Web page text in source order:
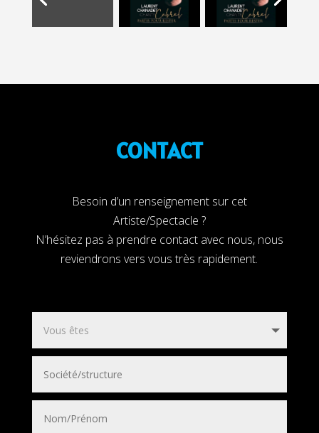
CONTACT
Besoin d’un renseignement sur cet
Artiste/Spectacle ?
N’hésitez pas à prendre contact avec nous, nous
reviendrons vers vous très rapidement.